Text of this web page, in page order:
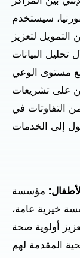
سيستخدم
التمويل لتعزيز
تحليل البيانات
مستوى الوعي
على تشريعات
التفاوتات في
مؤسسة
خيرية عامة،
في تعزيز أولوية صحة
المقدمة لهم